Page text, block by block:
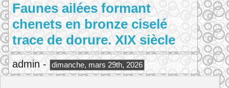
Faunes ailées formant
chenets en bronze ciselé
trace de dorure. XIX siècle
admin - dimanche, mars 29th, 2026